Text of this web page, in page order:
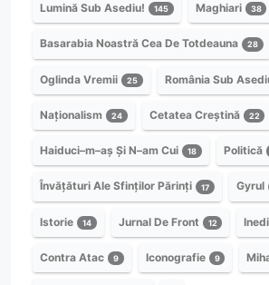
Lumină Sub Asediu! 145 Maghiari 38
Basarabia Noastră Cea De Totdeauna 28
Oglinda Vremii 25 România Sub
Naționalism 24 Cetatea Creștină 22
Haiduci–m–aș Și N–am Cui 18 Politică
Învățături Ale Sfinților Părinți 17 Gyrul
Istorie 14 Jurnal De Front 12
Contra Atac 9 Iconografie 9